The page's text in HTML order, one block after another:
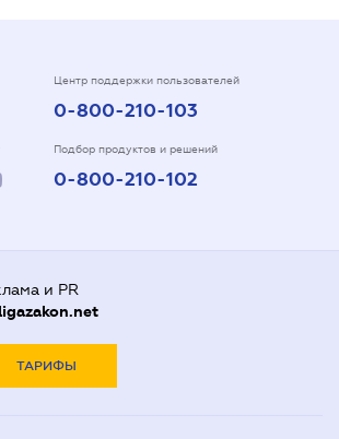
Центр поддержки пользователей
0-800-210-103
Подбор продуктов и решений
0-800-210-102
и PR
ligazakon.net
ТАРИФЫ